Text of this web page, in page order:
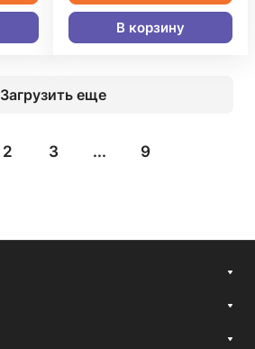
В корзину
Загрузить еще
2 3 ... 9